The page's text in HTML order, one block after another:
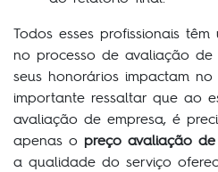
Todos esses profissionais
no processo de avaliação de
seus honorários impactam
importante ressaltar que ao
avaliação de empresa, é
apenas o preço avaliação
a qualidade do serviço